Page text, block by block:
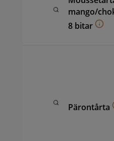
mango/
8 bitar
Pärontårta